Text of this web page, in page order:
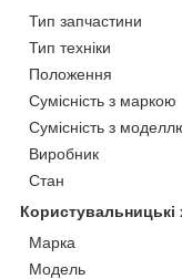
Тип запчастини
Тип техніки
Положення
Сумісність з маркою
Сумісність з
Виробник
Стан
Користувальницькі
Марка
Модель